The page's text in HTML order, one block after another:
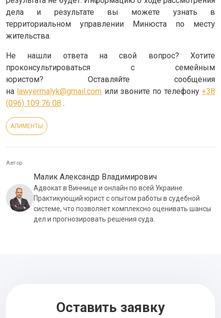
дела и результате вы можете узнать в
территориальном управлении Минюста по месту
жительства.
Не нашли ответа на свой вопрос? Хотите
проконсультироваться с семейным
юристом? Оставляйте сообщения
на lawyermalyk@gmail.com или звоните по телефону+38
(096) 109 76 08 .
АЛИМЕНТЫ
Автор
Малик Александр Владимирович
Адвокат в Виннице и онлайн по всей Украине.
Практикующий юрист с опытом работы в судебной
системе, что позволяет комплексно оценивать шансы
дел и прогнозировать решения суда.
Оставить заявку